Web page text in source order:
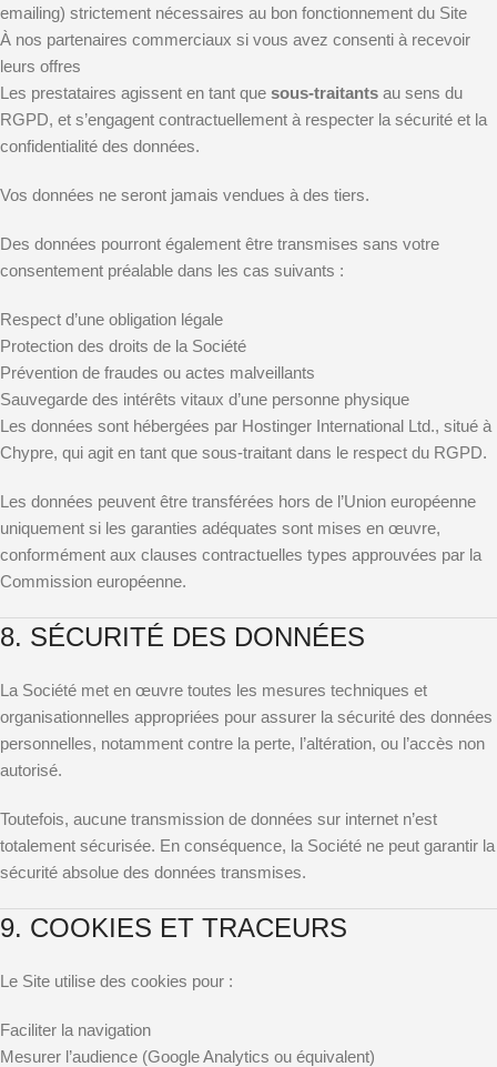
emailing) strictement nécessaires au bon fonctionnement du Site
À nos partenaires commerciaux si vous avez consenti à recevoir
leurs offres
Les prestataires agissent en tant que sous-traitants au sens du
RGPD, et s’engagent contractuellement à respecter la sécurité et la
confidentialité des données.
Vos données ne seront jamais vendues à des tiers.
Des données pourront également être transmises sans votre
consentement préalable dans les cas suivants :
Respect d’une obligation légale
Protection des droits de la Société
Prévention de fraudes ou actes malveillants
Sauvegarde des intérêts vitaux d’une personne physique
Les données sont hébergées par Hostinger International Ltd., situé à
Chypre, qui agit en tant que sous-traitant dans le respect du RGPD.
Les données peuvent être transférées hors de l’Union européenne
uniquement si les garanties adéquates sont mises en œuvre,
conformément aux clauses contractuelles types approuvées par la
Commission européenne.
8. SÉCURITÉ DES DONNÉES
La Société met en œuvre toutes les mesures techniques et
organisationnelles appropriées pour assurer la sécurité des données
personnelles, notamment contre la perte, l’altération, ou l’accès non
autorisé.
Toutefois, aucune transmission de données sur internet n’est
totalement sécurisée. En conséquence, la Société ne peut garantir la
sécurité absolue des données transmises.
9. COOKIES ET TRACEURS
Le Site utilise des cookies pour :
Faciliter la navigation
Mesurer l’audience (Google Analytics ou équivalent)